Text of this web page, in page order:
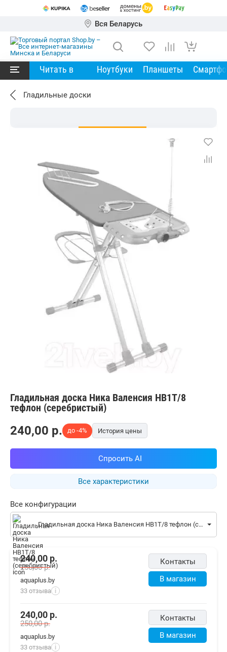
Вся Беларусь
Читать в Ноутбуки Планшеты
Гладильные доски
Гладильная доска Ника Валенсия НВ1Т/8
тефлон (серебристый)
Все характеристики
Все конфигурации
Гладильная доска Ника Валенсия НВ1Т/8 тефлон (серебристый)
240,00 p. до -4% История цены
Спросить AI
Контакты
В магазин
240,00 р.
250,00р.
aquaplus.by
33 отзыва i
Контакты
В магазин
240,00 р.
250,00р.
aquaplus.by
33 отзыва i